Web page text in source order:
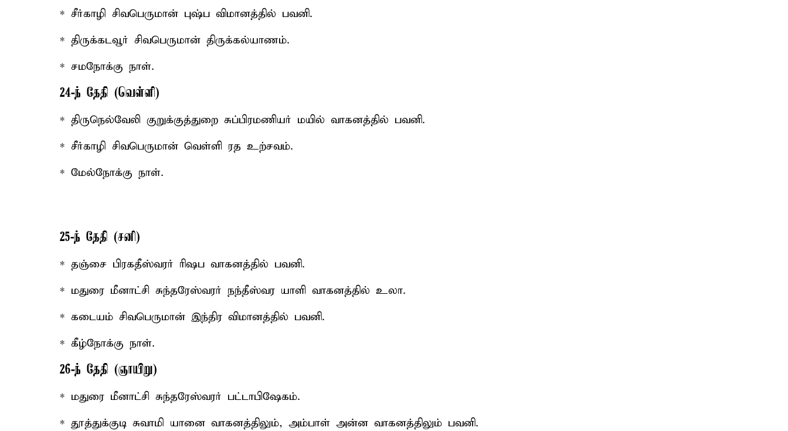
* சீர்காழி சிவபெருமான் புஷ்ப விமானத்தில் பவனி.
* திருக்கடவூர் சிவபெருமான் திருக்கல்யாணம்.
* சமநோக்கு நாள்.
24-ந் தேதி (வெள்ளி)
* திருநெல்வேலி குறுக்குத்துறை சுப்பிரமணியர் மயில் வாகனத்தில் பவனி.
* சீர்காழி சிவபெருமான் வெள்ளி ரத உற்சவம்.
* மேல்நோக்கு நாள்.
25-ந் தேதி (சனி)
* தஞ்சை பிரகதீஸ்வரர் ரிஷப வாகனத்தில் பவனி.
* மதுரை மீனாட்சி சுந்தரேஸ்வரர் நந்தீஸ்வர யாளி வாகனத்தில் உலா.
* கடையம் சிவபெருமான் இந்திர விமானத்தில் பவனி.
* கீழ்நோக்கு நாள்.
26-ந் தேதி (ஞாயிறு)
* மதுரை மீனாட்சி சுந்தரேஸ்வரர் பட்டாபிஷேகம்.
* தூத்துக்குடி சுவாமி யானை வாகனத்திலும், அம்பாள் அன்ன வாகனத்திலும் பவனி.